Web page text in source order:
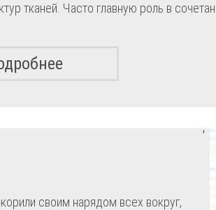
тканей. Часто главную роль в
своим нарядом всех вокруг,
'